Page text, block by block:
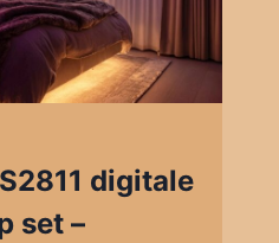
digitale
set –